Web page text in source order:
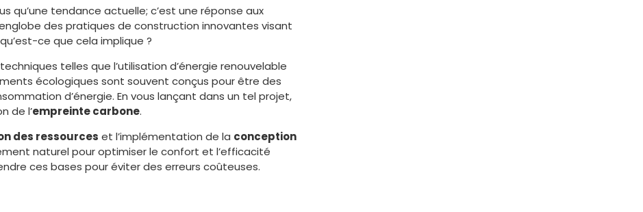
qu’une tendance actuelle; c’est une réponse aux
des pratiques de construction innovantes visant
ce que cela implique ?
telles que l’utilisation d’énergie renouvelable
écologiques sont souvent conçus pour être des
d’énergie. En vous lançant dans un tel projet,
de l’empreinte carbone.
des ressources et l’implémentation de la conception
naturel pour optimiser le confort et l’efficacité
ces bases pour éviter des erreurs coûteuses.